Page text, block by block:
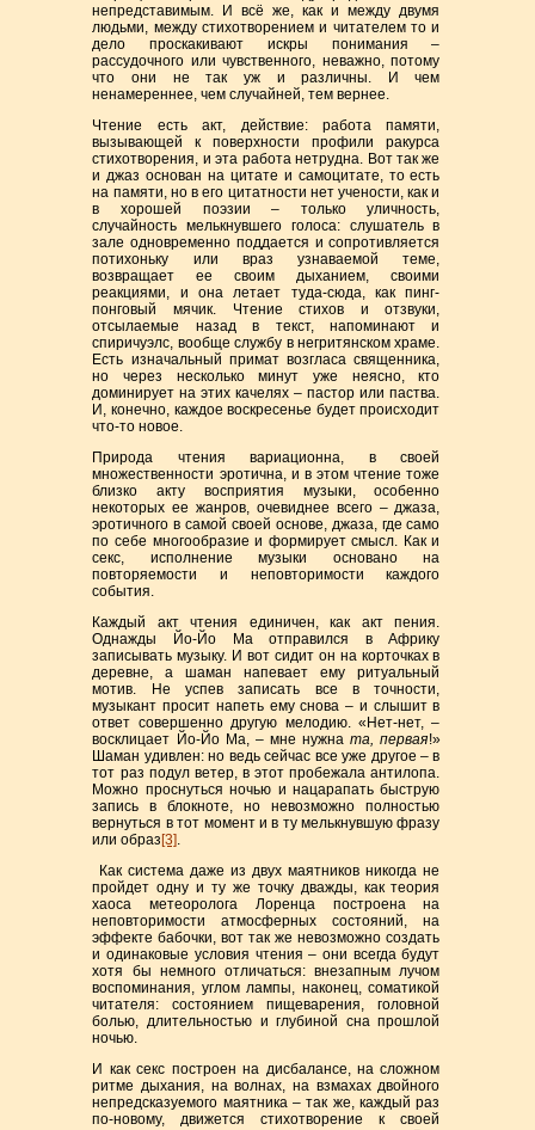
непредставимым. И всё же, как и между двумя
людьми, между стихотворением и читателем то и
дело проскакивают искры понимания –
рассудочного или чувственного, неважно, потому
что они не так уж и различны. И чем
ненамереннее, чем случайней, тем вернее.
Чтение есть акт, действие: работа памяти,
вызывающей к поверхности профили ракурса
стихотворения, и эта работа нетрудна. Вот так же
и джаз основан на цитате и самоцитате, то есть
на памяти, но в его цитатности нет учености, как и
в хорошей поэзии – только уличность,
случайность мелькнувшего голоса: слушатель в
зале одновременно поддается и сопротивляется
потихоньку или враз узнаваемой теме,
возвращает ее своим дыханием, своими
реакциями, и она летает туда-сюда, как пинг-
понговый мячик. Чтение стихов и отзвуки,
отсылаемые назад в текст, напоминают и
спиричуэлс, вообще службу в негритянском храме.
Есть изначальный примат возгласа священника,
но через несколько минут уже неясно, кто
доминирует на этих качелях – пастор или паства.
И, конечно, каждое воскресенье будет происходит
что-то новое.
Природа чтения вариационна, в своей
множественности эротична, и в этом чтение тоже
близко акту восприятия музыки, особенно
некоторых ее жанров, очевиднее всего – джаза,
эротичного в самой своей основе, джаза, где само
по себе многообразие и формирует смысл. Как и
секс, исполнение музыки основано на
повторяемости и неповторимости каждого
события.
Каждый акт чтения единичен, как акт пения.
Однажды Йо-Йо Ма отправился в Африку
записывать музыку. И вот сидит он на корточках в
деревне, а шаман напевает ему ритуальный
мотив. Не успев записать все в точности,
музыкант просит напеть ему снова – и слышит в
ответ совершенно другую мелодию. «Нет-нет, –
восклицает Йо-Йо Ма, – мне нужната, первая!»
Шаман удивлен: но ведь сейчас все уже другое – в
тот раз подул ветер, в этот пробежала антилопа.
Можно проснуться ночью и нацарапать быструю
запись в блокноте, но невозможно полностью
вернуться в тот момент и в ту мелькнувшую фразу
или образ [3].
Как система даже из двух маятников никогда не
пройдет одну и ту же точку дважды, как теория
хаоса метеоролога Лоренца построена на
неповторимости атмосферных состояний, на
эффекте бабочки, вот так же невозможно создать
и одинаковые условия чтения – они всегда будут
хотя бы немного отличаться: внезапным лучом
воспоминания, углом лампы, наконец, соматикой
читателя: состоянием пищеварения, головной
болью, длительностью и глубиной сна прошлой
ночью.
И как секс построен на дисбалансе, на сложном
ритме дыхания, на волнах, на взмахах двойного
непредсказуемого маятника – так же, каждый раз
по-новому, движется стихотворение к своей